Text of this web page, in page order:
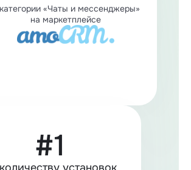
«Чаты и мессенджеры»
на маркетплейсе
#1